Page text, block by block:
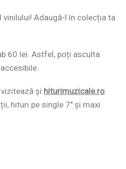
Adaugă-l în colecția ta
60 lei. Astfel, poți asculta
și hiturimuzicale.ro.
hituri pe single 7″ și maxi